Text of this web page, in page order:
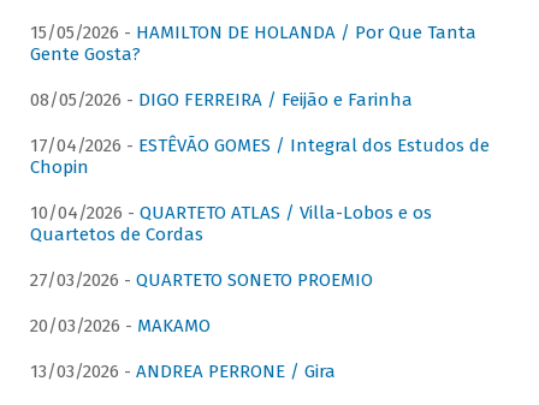
15/05/2026 - HAMILTON DE HOLANDA / Por Que Tanta
Gente Gosta?
08/05/2026 - DIGO FERREIRA / Feijão e Farinha
17/04/2026 - ESTÊVÃO GOMES / Integral dos Estudos de
Chopin
10/04/2026 - QUARTETO ATLAS / Villa-Lobos e os
Quartetos de Cordas
27/03/2026 - QUARTETO SONETO PROEMIO
20/03/2026 - MAKAMO
13/03/2026 - ANDREA PERRONE / Gira